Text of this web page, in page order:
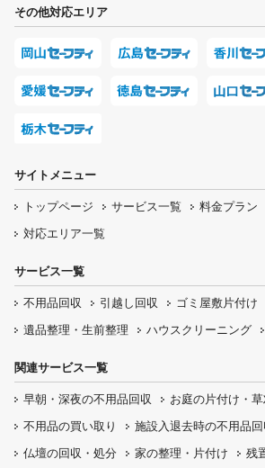
その他対応エリア
サイトメニュー
トップページ サービス一覧 料金プラン
対応エリア一覧
サービス一覧
不用品回収 引越し回収
ゴミ屋敷片付け
遺品整理・生前整理
ハウスクリーニング
関連サービス一覧
早朝・深夜の不用品回収 お庭の片付け・ 草
不用品の買い取り 施設入退去時の不用品回
仏壇の回収・処分 家の整理・片付け 残